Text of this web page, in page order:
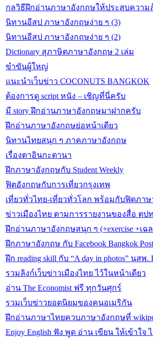
กลวิธีฝึกอ่านภาษาอังกฤษให้ประสบความ
นิทานอีสป ภาษาอังกฤษง่าย ๆ (3)
นิทานอีสป ภาษาอังกฤษง่าย ๆ (2)
Dictionary สุภาษิตภาษาอังกฤษ 2 เล่ม
ขำขันผู้ใหญ่
แนะนำเว็บข่าว COCONUTS BANGKOK
ต้องการดู script หนัง – เชิญที่นี่ครับ
มี story ฝึกอ่านภาษาอังกฤษมาฝากครับ
ฝึกอ่านภาษาอังกฤษย่อหน้าเดียว
นิทานไทยสนุก ๆ ภาคภาษาอังกฤษ
เรื่องตาอินกะตานา
ฝึกภาษาอังกฤษกับ Student Weekly
ฟิตอังกฤษกับการเที่ยวกรุงเทพ
เที่ยวทั่วไทย-เที่ยวทั่วโลก พร้อมกับฟิตภา
ข่าวเมืองไทย ตามการรายงานของสื่อ ตป
ฝึกอ่านภาษาอังกฤษสนุก ๆ (+exercise +เ
ฝึกภาษาอังกฤษ กับ Facebook Bangkok
ฝึก reading skill กับ “A day in photos” นสพ.
รวมลิงก์เว็บข่าวเมืองไทย ไว้ในหน้าเดียว
อ่าน The Economist ฟรี ทุกวันศุกร์
รวมเว็บข่าวยอดนิยมของคนอเมริกัน
ฝึกอ่านภาษาไทยควบภาษาอังกฤษที่
Enjoy English ฟัง พูด อ่าน เขียน ให้เข้าใจ